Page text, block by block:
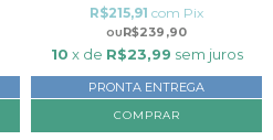
R$239,90
R$215,91 com Pix
10 x de R$23,99 sem juros
PRONTA ENTREGA